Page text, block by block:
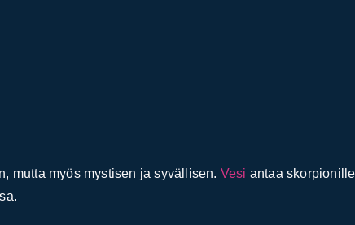
mutta myös mystisen ja syvällisen. Vesi antaa